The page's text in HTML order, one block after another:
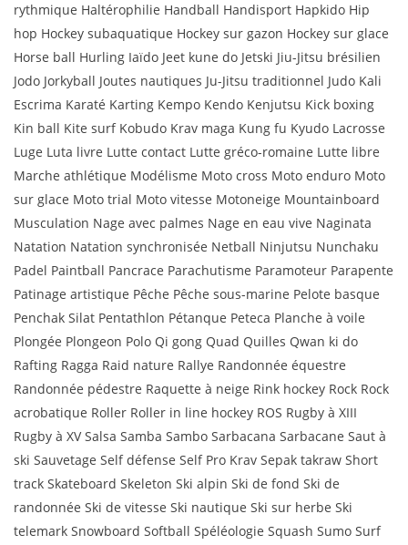
rythmique Haltérophilie Handball Handisport Hapkido Hip
hop Hockey subaquatique Hockey sur gazon Hockey sur glace
Horse ball Hurling Iaïdo Jeet kune do Jetski Jiu-Jitsu brésilien
Jodo Jorkyball Joutes nautiques Ju-Jitsu traditionnel Judo Kali
Escrima Karaté Karting Kempo Kendo Kenjutsu Kick boxing
Kin ball Kite surf Kobudo Krav maga Kung fu Kyudo Lacrosse
Luge Luta livre Lutte contact Lutte gréco-romaine Lutte libre
Marche athlétique Modélisme Moto cross Moto enduro Moto
sur glace Moto trial Moto vitesse Motoneige Mountainboard
Musculation Nage avec palmes Nage en eau vive Naginata
Natation Natation synchronisée Netball Ninjutsu Nunchaku
Padel Paintball Pancrace Parachutisme Paramoteur Parapente
Patinage artistique Pêche Pêche sous-marine Pelote basque
Penchak Silat Pentathlon Pétanque Peteca Planche à voile
Plongée Plongeon Polo Qi gong Quad Quilles Qwan ki do
Rafting Ragga Raid nature Rallye Randonnée équestre
Randonnée pédestre Raquette à neige Rink hockey Rock Rock
acrobatique Roller Roller in line hockey ROS Rugby à XIII
Rugby à XV Salsa Samba Sambo Sarbacana Sarbacane Saut à
ski Sauvetage Self défense Self Pro Krav Sepak takraw Short
track Skateboard Skeleton Ski alpin Ski de fond Ski de
randonnée Ski de vitesse Ski nautique Ski sur herbe Ski
telemark Snowboard Softball Spéléologie Squash Sumo Surf